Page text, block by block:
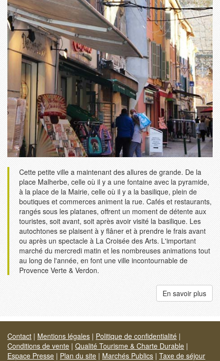
Cette petite ville a maintenant des allures de grande. De la
place Malherbe, celle où il y a une fontaine avec la pyramide,
à la place de la Mairie, celle où il y a la basilique, plein de
boutiques et commerces animent la rue. Cafés et restaurants,
rangés sous les platanes, offrent un moment de détente aux
touristes, soit avant, soit après avoir visité la basilique. Les
autochtones se plaisent à y flâner et à prendre le frais avant
ou après un spectacle à La Croisée des Arts. L'important
marché du mercredi matin et les nombreuses animations tout
au long de l'année, en font une ville incontournable de
Provence Verte & Verdon.
En savoir plus
Contact | Mentions légales | Politique de confidentialité |
Conditions de vente | Qualité Tourisme & Charte Durable |
Espace Presse | Plan du site | Marchés Publics | Taxe de séjour